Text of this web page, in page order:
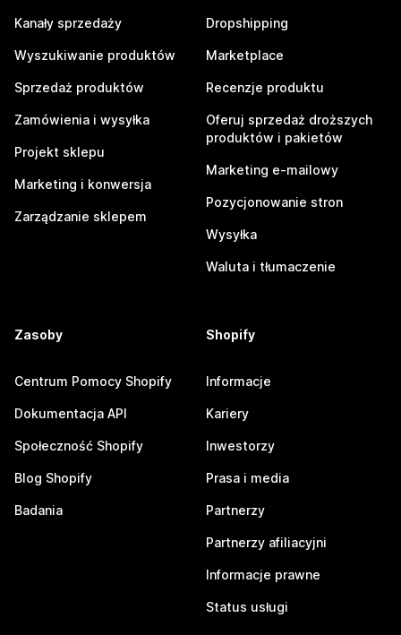
Kanały sprzedaży
Wyszukiwanie produktów
Sprzedaż produktów
Zamówienia i wysyłka
Projekt sklepu
Marketing i konwersja
Zarządzanie sklepem
Dropshipping
Marketplace
Recenzje produktu
Oferuj sprzedaż droższych
produktów i pakietów
Marketing e-mailowy
Pozycjonowanie stron
Wysyłka
Waluta i tłumaczenie
Zasoby
Centrum Pomocy Shopify
Dokumentacja API
Społeczność Shopify
Blog Shopify
Badania
Shopify
Informacje
Kariery
Inwestorzy
Prasa i media
Partnerzy
Partnerzy afiliacyjni
Informacje prawne
Status usługi